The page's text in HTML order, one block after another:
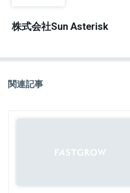
株式会社Sun Asterisk
関連記事